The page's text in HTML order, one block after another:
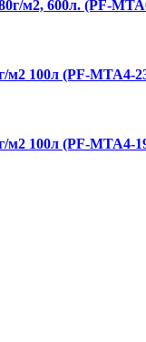
м2, 600л. (PF-
м2 100л (PF-MTA4-
м2 100л (PF-MTA4-